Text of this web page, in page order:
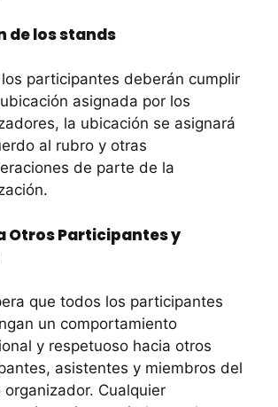
de los stands
participantes deberán cumplir
asignada por los
la ubicación se asignará
al rubro y otras
de parte de la
Otros Participantes y
que todos los participantes
un comportamiento
y respetuoso hacia otros
asistentes y miembros del
organizador. Cualquier